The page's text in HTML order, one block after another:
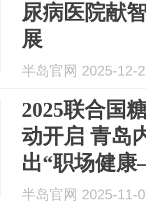
尿病医院献
展
半岛官网 2025-12-
2025联合国
动开启 青岛
出“职场健
半岛官网 2025-11-